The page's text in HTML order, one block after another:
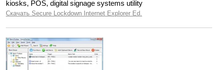
kiosks, POS, digital signage systems utility
Скачать Secure Lockdown Internet Explorer Ed.